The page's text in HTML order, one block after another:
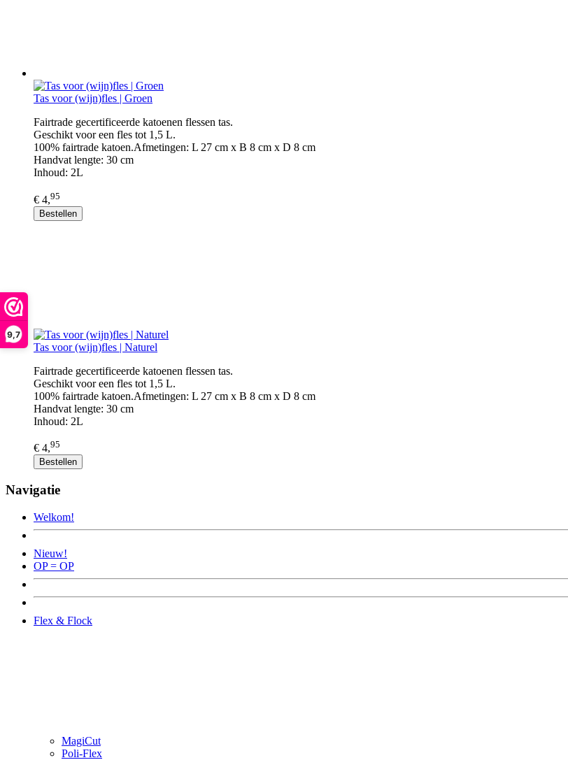
9,7
Tas voor (wijn)fles | Groen
Fairtrade gecertificeerde katoenen flessen tas.
Geschikt voor een fles tot 1,5 L.
100% fairtrade katoen.Afmetingen: L 27 cm x B 8 cm x D 8 cm
Handvat lengte: 30 cm
Inhoud: 2L
€ 4,95
Bestellen
Tas voor (wijn)fles | Naturel
Fairtrade gecertificeerde katoenen flessen tas.
Geschikt voor een fles tot 1,5 L.
100% fairtrade katoen.Afmetingen: L 27 cm x B 8 cm x D 8 cm
Handvat lengte: 30 cm
Inhoud: 2L
€ 4,95
Bestellen
Navigatie
Welkom!
Nieuw!
OP = OP
Flex & Flock
MagiCut
Poli-Flex